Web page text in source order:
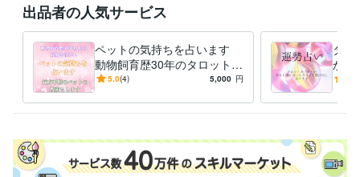
物流・購買 / 商品・在庫管理 経験年数 : 3年
ライフスタイル・その他 / 占い師 経験年数 : 5年
ライフスタイル・その他 / その他 経験年数 : 7年
受賞歴
AmebaREQUにて3ヶ月間有料占い記事の執筆
ココナラにて3ヶ月間
ナラ、noteにて有料記事の執筆
資格・検定
出品者の人気サービス
ペットの気持ちを占います
動物飼育歴30年のタロットカ
ード士がペットの心を読み解
5.0(4) 5,000 円
タロ
かし
なた